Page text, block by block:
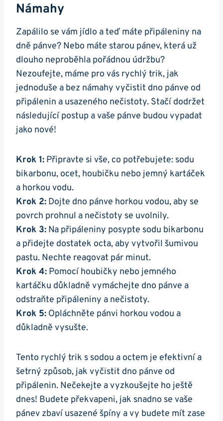
Námahy
Zapálilo se ⁣vám jídlo a teď ​máte připáleniny na
dně pánve? ‌Nebo máte starou pánev, která už
dlouho neproběhla pořádnou ‌údržbu?
Nezoufejte, máme pro vás rychlý trik, jak
jednoduše​ a bez námahy vyčistit dno ⁢pánve od‍
připálenin a usazeného nečistoty. Stačí dodržet
následující postup a vaše pánve budou vypadat
jako ​nové!
Krok 1: Připravte si vše, co potřebujete: sodu
bikarbonu, ocet, houbičku nebo jemný kartáček
a horkou ‍vodu.
Krok 2: Dojte dno ⁢pánve horkou​ vodou, aby⁢ se
povrch prohnul a nečistoty se uvolnily.
Krok 3: Na‍ připáleniny posypte sodu bikarbonu
a přidejte dostatek octa, aby vytvořil šumivou
⁤pastu. Nechte reagovat pár ​minut.
Krok 4: ⁣Pomocí houbičky‍ nebo jemného
kartáčku důkladně vymáchejte ​dno pánve a
odstraňte připáleniny⁣ a nečistoty.
Krok 5: Opláchněte pánvi⁣ horkou vodou ‍a‌
důkladně vysušte.
Tento rychlý ⁣trik ⁤s sodou‍ a octem je​ efektivní ⁢a
šetrný⁣ způsob, jak‌ vyčistit dno pánve⁣ od
připálenin. Nečekejte a vyzkoušejte⁢ ho ještě
dnes! ​Budete‌ překvapeni, jak snadno se vaše
pánev zbaví usazené špíny‌ a vy budete⁣ mít zase